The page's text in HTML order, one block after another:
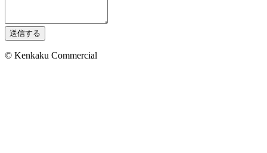
送信する
© Kenkaku Commercial